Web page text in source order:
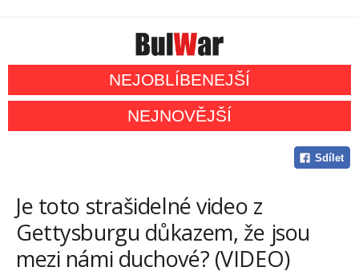
NEJOBLÍBENEJŠÍ
NEJNOVĚJŠÍ
Sdílet
Je toto strašidelné video z
Gettysburgu důkazem, že jsou
mezi námi duchové? (VIDEO)